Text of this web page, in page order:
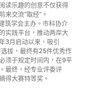
读乐趣的创意不仅获得
来交流“取经”。
筑学会主办。市科协介
实践平台，推动两岸大
3月启动以来，吸引
拔，最终有25件优秀作
须于规定时间内，在9平
最终，经专业评委评
得大赛特等奖。